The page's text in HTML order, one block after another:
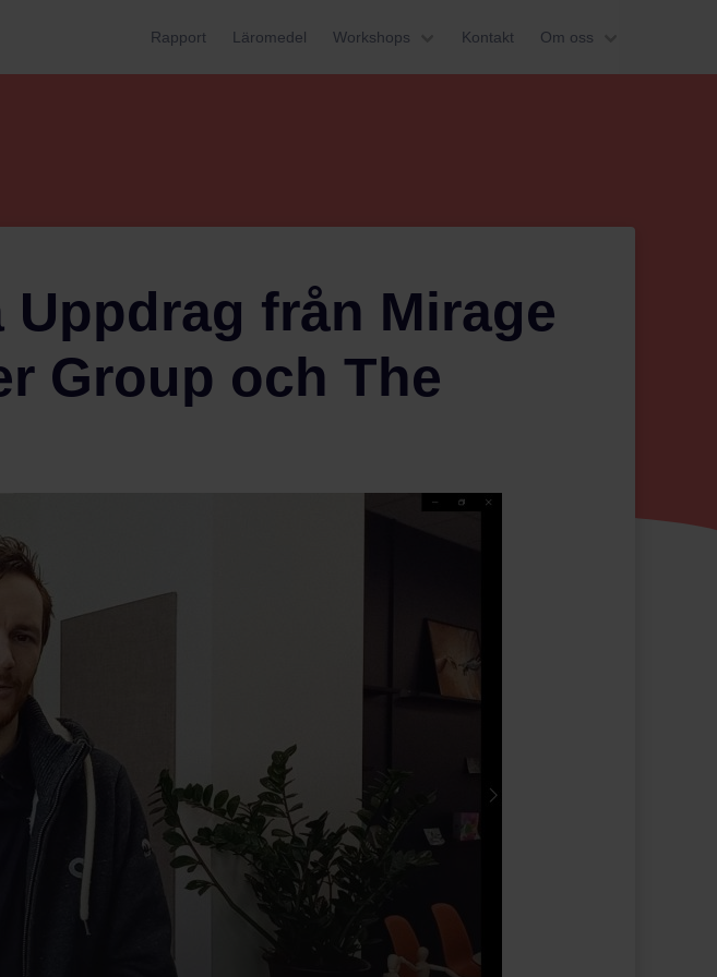
Rapport Läromedel Workshops Kontakt Om oss
från Mirage
Group och The